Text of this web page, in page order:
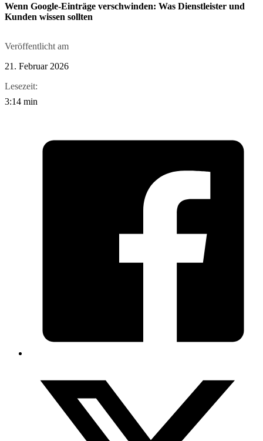
Wenn Google-Einträge verschwinden: Was Dienstleister und
Kunden wissen sollten
Veröffentlicht am
21. Februar 2026
Lesezeit:
3:14 min